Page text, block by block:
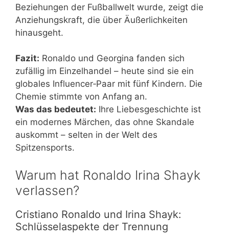
Beziehungen der Fußballwelt wurde, zeigt die
Anziehungskraft, die über Äußerlichkeiten
hinausgeht.
Fazit: Ronaldo und Georgina fanden sich
zufällig im Einzelhandel – heute sind sie ein
globales Influencer‑Paar mit fünf Kindern. Die
Chemie stimmte von Anfang an.
Was das bedeutet: Ihre Liebesgeschichte ist
ein modernes Märchen, das ohne Skandale
auskommt – selten in der Welt des
Spitzensports.
Warum hat Ronaldo Irina Shayk
verlassen?
Cristiano Ronaldo und Irina Shayk:
Schlüsselaspekte der Trennung